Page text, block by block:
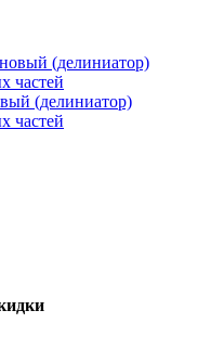
(делиниатор)
частей